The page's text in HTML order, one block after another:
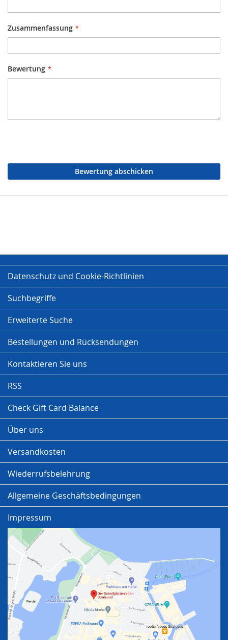
Zusammenfassung
Bewertung
Bewertung abschicken
Datenschutz und Cookie-Richtlinien
Suchbegriffe
Erweiterte Suche
Bestellungen und Rücksendungen
Kontaktieren Sie uns
RSS
Check Gift Card Balance
Über uns
Versandkosten
Wiederrufsbelehrung
Allgemeine Geschäftsbedingungen
Impressum